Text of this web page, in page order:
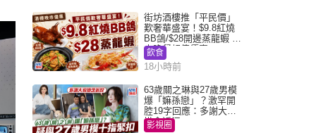
街坊酒樓推「平民價」
歎奢華盛宴！$9.8紅燒
BB鴿/$28開邊蒸龍蝦 3
大晚餐超值優惠
飲食
18小時前
63歲關之琳與27歲男模
爆「嫲孫戀」？激罕開
腔19字回應：多謝大家
掛念近況
影視圈